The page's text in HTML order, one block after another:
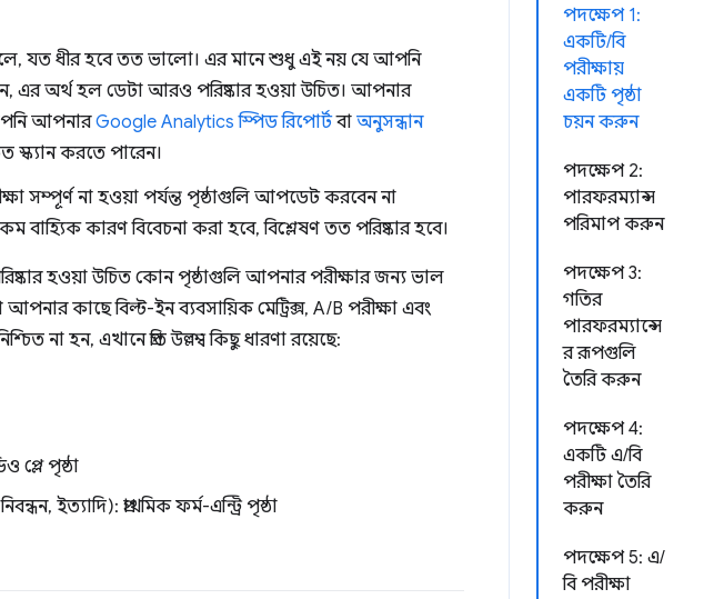
পদক্ষেপ 1:
একটি/বি
পরীক্ষায়
একটি পৃষ্ঠা
চয়ন করুন
পদক্ষেপ 2:
পারফরম্যান্স
পরিমাপ করুন
পদক্ষেপ 3:
গতির
পারফরম্যান্সে
র রূপগুলি
তৈরি করুন
পদক্ষেপ 4:
একটি এ/বি
পরীক্ষা তৈরি
করুন
পদক্ষেপ 5: এ/
বি পরীক্ষা
যত ধীর হবে তত ভালো। এর মানে শুধু এই নয় যে আপনি
এর অর্থ হল ডেটা আরও পরিষ্কার হওয়া উচিত। আপনার
আপনারGoogle Analytics স্পিড রিপোর্টবা অনুসন্ধান
স্ক্যান করতে পারেন।
সম্পূর্ণ না হওয়া পর্যন্ত পৃষ্ঠাগুলি আপডেট করবেন না
বাহ্যিক কারণ বিবেচনা করা হবে, বিশ্লেষণ তত পরিষ্কার হবে।
হওয়া উচিত কোন পৃষ্ঠাগুলি আপনার পরীক্ষার জন্য ভাল
আপনার কাছে বিল্ট-ইন ব্যবসায়িক মেট্রিক্স, A/B পরীক্ষা এবং
না হন, এখানে প্রতি উল্লম্ব কিছু ধারণা রয়েছে:
প্লে পৃষ্ঠা
ইত্যাদি): প্রাথমিক ফর্ম-এন্ট্রি পৃষ্ঠা